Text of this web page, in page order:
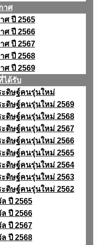
าศ
ศ ปี 2565
ศ ปี 2566
ศ ปี 2567
ศ ปี 2568
ศ ปี 2569
ได้รับ
ะดิษฐ์คนรุ่นใหม่
ะดิษฐ์คนรุ่นใหม่ 2569
ะดิษฐ์คนรุ่นใหม่ 2568
ะดิษฐ์คนรุ่นใหม่ 2567
ะดิษฐ์คนรุ่นใหม่ 2566
ะดิษฐ์คนรุ่นใหม่ 2565
ะดิษฐ์คนรุ่นใหม่ 2564
ะดิษฐ์คนรุ่นใหม่ 2563
ะดิษฐ์คนรุ่นใหม่ 2562
ล ปี 2565
ล ปี 2566
ล ปี 2567
ล ปี 2568